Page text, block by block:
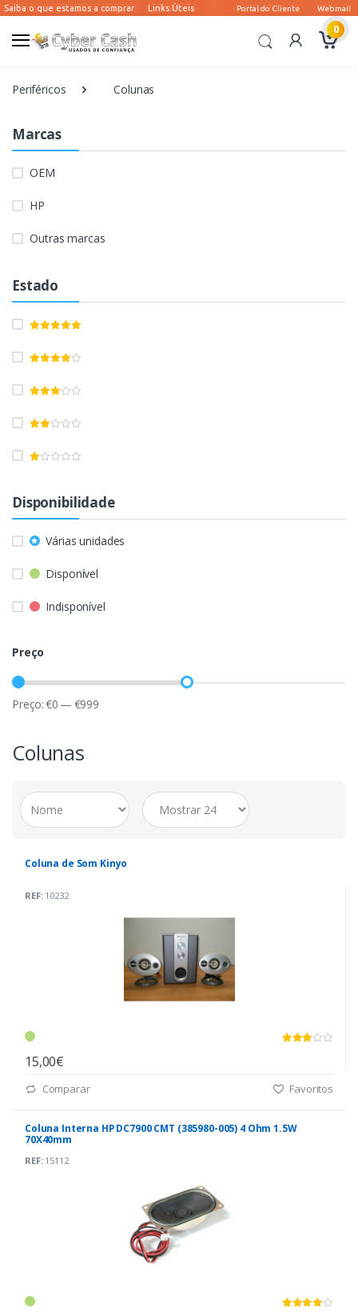
0
Periféricos Colunas
Marcas
OEM
HP
Outras marcas
Estado
Disponibilidade
Várias unidades
Disponível
Indisponível
Preço
Preço:€0 — €999
Colunas
Coluna de Som Kinyo
REF:10232
15,00€
Comparar Favoritos
Coluna Interna HP DC7900 CMT (385980-005) 4 Ohm 1.5W
70X40mm
REF:15112